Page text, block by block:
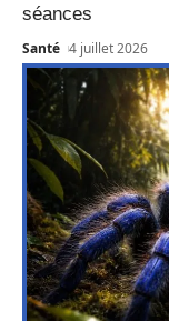
séances
Santé 4 juillet 2026